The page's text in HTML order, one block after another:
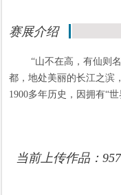
赛展介绍
“山不在高，有仙则
都，地处美丽的长江之滨
1900多年历史，因拥有“
当前上传作品：